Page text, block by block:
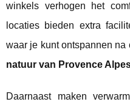
winkels verhogen het
locaties bieden extra
waar je kunt ontspannen
natuur van Provence
Daarnaast maken